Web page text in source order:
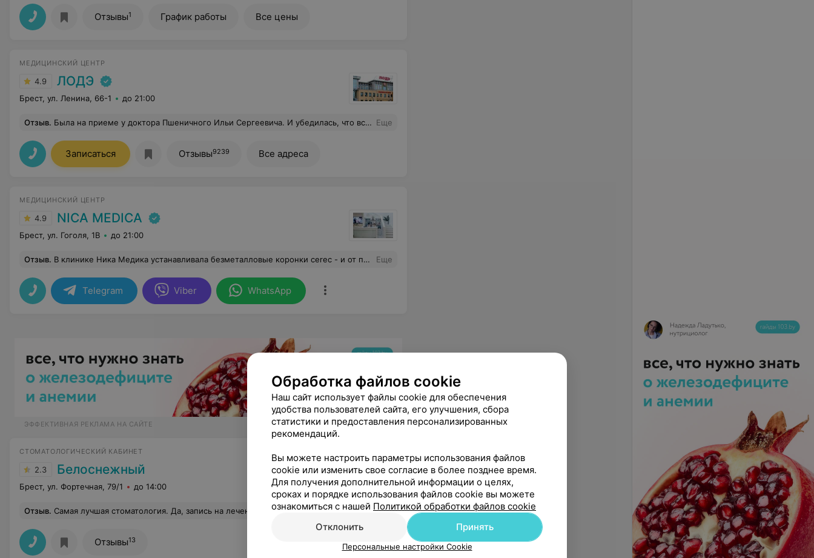
Отзывы1 График работы Все цены
МЕДИЦИНСКИЙ ЦЕНТР
4.9 ЛОДЭ
Брест, ул. Ленина, 66-1 до 21:00
Отзыв. Была на приеме у доктора Пшеничного Ильи Сергеевича. И убедилась, что все отзывы, не только на сайте, но и от знакомых врачей-стоматологов, правдивы. Поэтому самая высокая оценка. Спасибо большое за вашу работу! Еще
Записаться Отзывы9239 Все адреса
МЕДИЦИНСКИЙ ЦЕНТР
4.9 NICA MEDICA
Брест, ул. Гоголя, 1B до 21:00
Отзыв. В клинике Ника Медика устанавливала безметалловые коронки cerec - и от получившегося результата я в восторге! Это работа врача-ортопеда Бузук Аллы Аркадьевны, эта потрясающе красивая женщина и работу свою выполняет потрясающе красиво! Очень рекомендую требовательным пациентам, кому недостаточно восстановления зубного ряда, а нужна бескомпромиссная красота и эстетика) Всех с наступающим Новым годом! Еще
Telegram Viber WhatsApp
ЭФФЕКТИВНАЯ РЕКЛАМА НА САЙТЕ
СТОМАТОЛОГИЧЕСКИЙ КАБИНЕТ
2.3 Белоснежный
Брест, ул. Фортечная, 79/1 до 14:00
Отзыв. Самая лучшая стоматология. Да, запись на лечение не быстрая, но администраторы и доктора делают все возможное и всегда идут на встречу. Хочу отметить девушек на ресепшене,которые всегда компетентны, вежливы и готовы помочь, всегда подберут удобное время, перезвонят, напомнят о записи. Сервис на высоте. Оксана Михайловна - профессионал своего дела, внимательна и аккуратна. Спасибо за работу. Еще
Отзывы13
Обработка файлов cookie
Наш сайт использует файлы cookie для обеспечения
удобства пользователей сайта, его улучшения, сбора
статистики и предоставления персонализированных
рекомендаций.
Вы можете настроить параметры использования файлов
cookie или изменить свое согласие в более позднее время.
Для получения дополнительной информации о целях,
сроках и порядке использования файлов cookie вы можете
ознакомиться с нашей Политикой обработки файлов cookie
Отклонить
Принять
Персональные настройки Cookie